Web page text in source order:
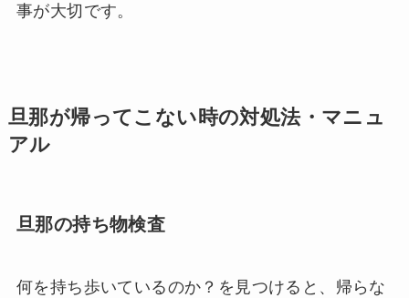
事が大切です。
旦那が帰ってこない時の対処法・マニュ
アル
旦那の持ち物検査
何を持ち歩いているのか？を見つけると、帰らな